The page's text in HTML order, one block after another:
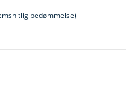
bedømmelse)